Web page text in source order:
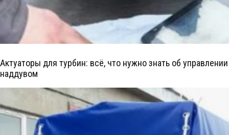
Актуаторы для турбин: всё, что нужно знать об управлении
наддувом